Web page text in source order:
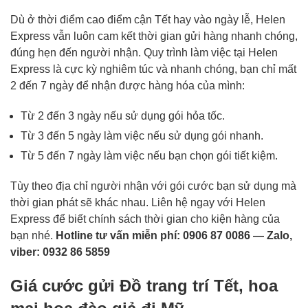
Dù ở thời điểm cao điểm cận Tết hay vào ngày lễ, Helen
Express vẫn luôn cam kết thời gian gửi hàng nhanh chóng,
đúng hẹn đến người nhận. Quy trình làm việc tại Helen
Express là cực kỳ nghiêm túc và nhanh chóng, bạn chỉ mất
2 đến 7 ngày để nhận được hàng hóa của mình:
Từ 2 đến 3 ngày nếu sử dụng gói hỏa tốc.
Từ 3 đến 5 ngày làm việc nếu sử dụng gói nhanh.
Từ 5 đến 7 ngày làm việc nếu bạn chọn gói tiết kiệm.
Tùy theo địa chỉ người nhận với gói cước bạn sử dụng mà
thời gian phát sẽ khác nhau. Liên hệ ngay với Helen
Express để biết chính sách thời gian cho kiện hàng của
bạn nhé. Hotline tư vấn miễn phí: 0906 87 0086 — Zalo,
viber: 0932 86 5859
Giá cước gửi Đồ trang trí Tết, hoa